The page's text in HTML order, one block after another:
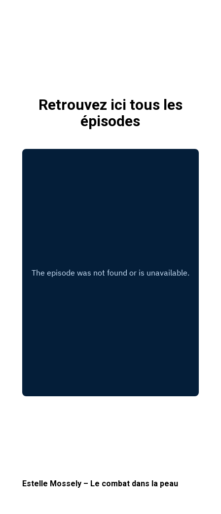
Retrouvez ici tous les
épisodes
Estelle Mossely – Le combat dans la peau